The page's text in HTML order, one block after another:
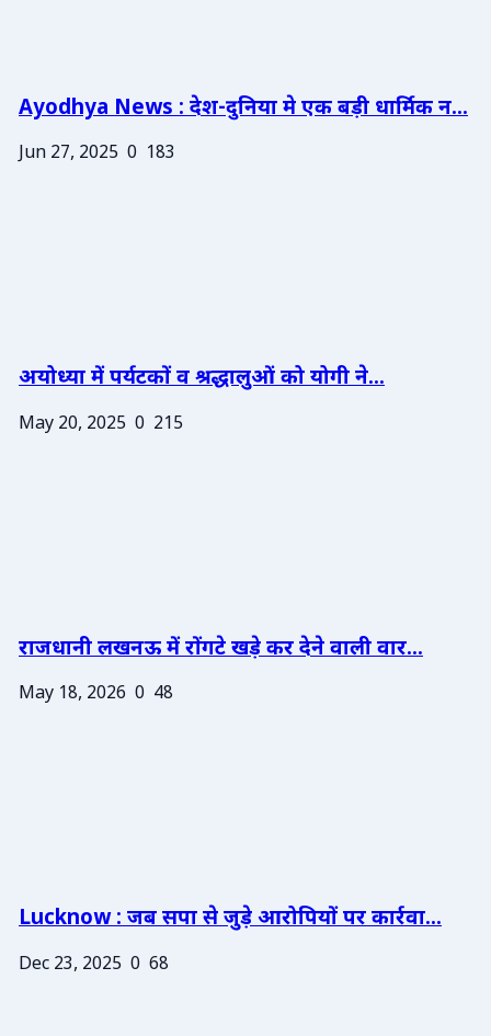
Ayodhya News : देश-दुनिया मे एक बड़ी धार्मिक न...
Jun 27, 2025 0 183
अयोध्या में पर्यटकों व श्रद्धालुओं को योगी ने...
May 20, 2025 0 215
राजधानी लखनऊ में रोंगटे खड़े कर देने वाली वार...
May 18, 2026 0 48
Lucknow : जब सपा से जुड़े आरोपियों पर कार्रवा...
Dec 23, 2025 0 68